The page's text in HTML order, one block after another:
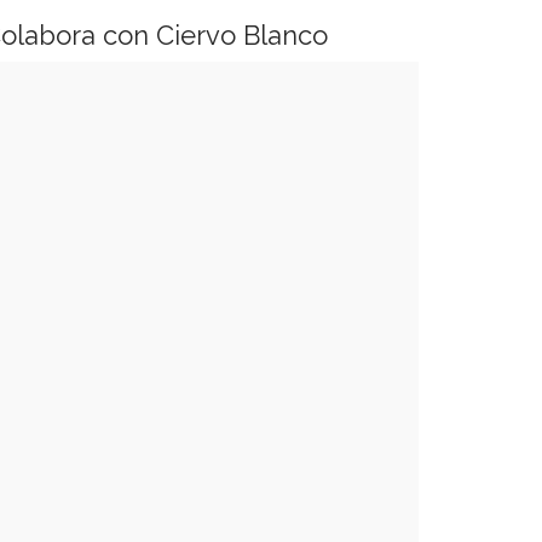
con Ciervo Blanco